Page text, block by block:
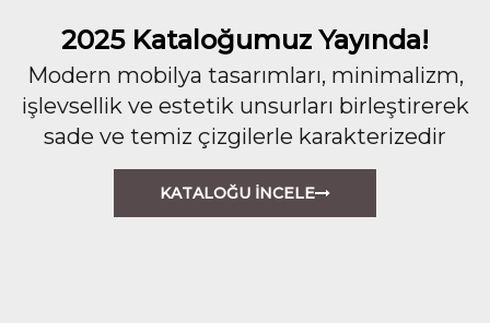
2025 Kataloğumuz Yayında!
Modern mobilya tasarımları, minimalizm,
işlevsellik ve estetik unsurları birleştirerek
sade ve temiz çizgilerle karakterizedir
KATALOĞU İNCELE